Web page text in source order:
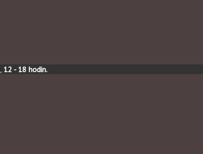
12 - 18 hodin.